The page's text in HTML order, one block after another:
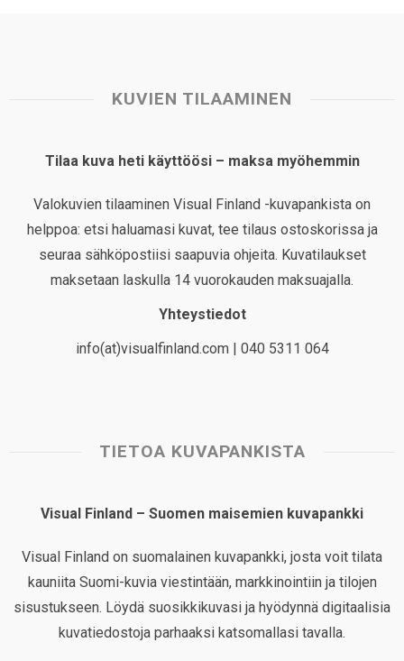
KUVIEN TILAAMINEN
Tilaa kuva heti käyttöösi – maksa myöhemmin
Valokuvien tilaaminen Visual Finland -kuvapankista on
helppoa: etsi haluamasi kuvat, tee tilaus ostoskorissa ja
seuraa sähköpostiisi saapuvia ohjeita. Kuvatilaukset
maksetaan laskulla 14 vuorokauden maksuajalla.
Yhteystiedot
info(at)visualfinland.com | 040 5311 064
TIETOA KUVAPANKISTA
Visual Finland – Suomen maisemien kuvapankki
Visual Finland on suomalainen kuvapankki, josta voit tilata
kauniita Suomi-kuvia viestintään, markkinointiin ja tilojen
sisustukseen. Löydä suosikkikuvasi ja hyödynnä digitaalisia
kuvatiedostoja parhaaksi katsomallasi tavalla.